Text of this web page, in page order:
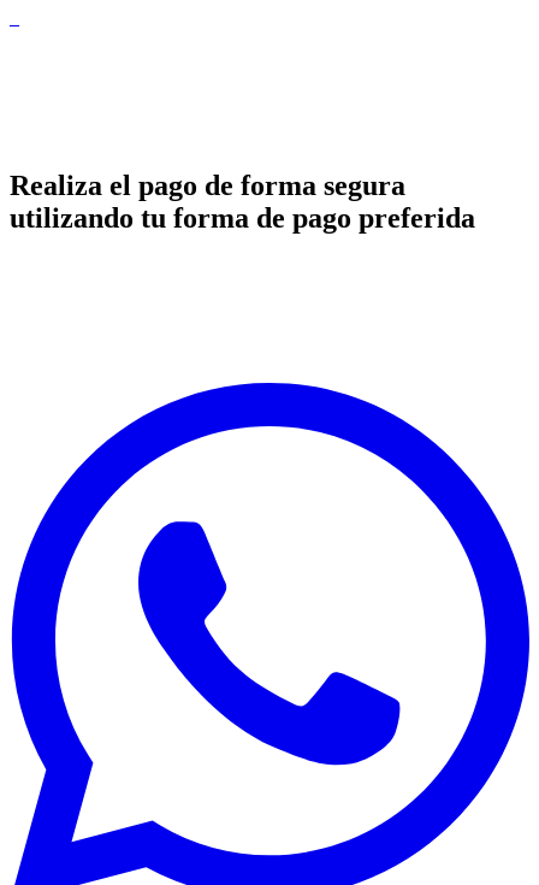
Realiza el pago de forma segura
utilizando tu forma de pago preferida